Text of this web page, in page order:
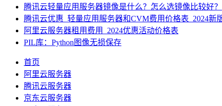
腾讯云轻量应用服务器镜像是什么？怎么选镜像比较好？
腾讯云优惠_轻量应用服务器和CVM费用价格表_2024新
阿里云服务器租用费用_2024优惠活动价格表
PIL库：Python图像无损保存
首页
阿里云服务器
腾讯云服务器
京东云服务器